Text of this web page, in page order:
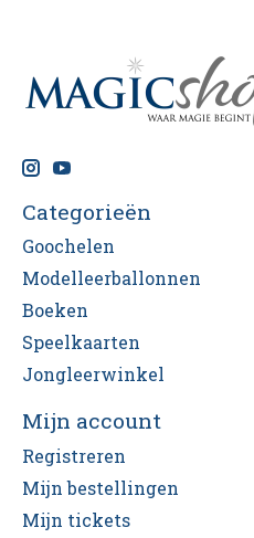
Categorieën
Goochelen
Modelleerballonnen
Boeken
Speelkaarten
Jongleerwinkel
Mijn account
Registreren
Mijn bestellingen
Mijn tickets